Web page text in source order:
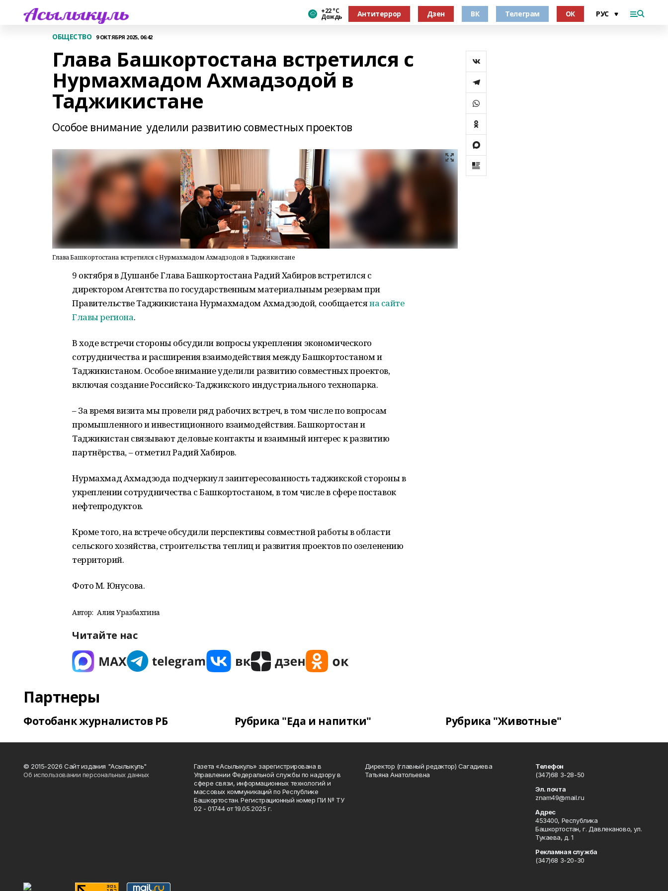
+22 °С
Дождь Антитеррор Дзен ВК Телеграм ОК
ОБЩЕСТВО 9 ОКТЯБРЯ 2025, 06:42
Глава Башкортостана встретился с
Нурмахмадом Ахмадзодой в
Таджикистане
Особое внимание уделили развитию совместных проектов
Глава Башкортостана встретился с Нурмахмадом Ахмадзодой в Таджикистане
9 октября в Душанбе Глава Башкортостана Радий Хабиров встретился с
директором Агентства по государственным материальным резервам при
Правительстве Таджикистана Нурмахмадом Ахмадзодой, сообщаетсяна сайте
Главы региона.
В ходе встречи стороны обсудили вопросы укрепления экономического
сотрудничества и расширения взаимодействия между Башкортостаном и
Таджикистаном. Особое внимание уделили развитию совместных проектов,
включая создание Российско-Таджикского индустриального технопарка.
– За время визита мы провели ряд рабочих встреч, в том числе по вопросам
промышленного и инвестиционного взаимодействия. Башкортостан и
Таджикистан связывают деловые контакты и взаимный интерес к развитию
партнёрства, – отметил Радий Хабиров.
Нурмахмад Ахмадзода подчеркнул заинтересованность таджикской стороны в
укреплении сотрудничества с Башкортостаном, в том числе в сфере поставок
нефтепродуктов.
Кроме того, на встрече обсудили перспективы совместной работы в области
сельского хозяйства, строительства теплиц и развития проектов по озеленению
территорий.
Фото М. Юнусова.
Автор: Алия Уразбахтина
Читайте нас
Партнеры
Фотобанк журналистов РБ Рубрика "Еда и напитки" Рубрика "Животные"
© 2015-2026 Сайт издания "Асылыкуль"
Об использовании персональных данных
Газета «Асылыкуль» зарегистрирована в
Управлении Федеральной службы по надзору в
сфере связи, информационных технологий и
массовых коммуникаций по Республике
Башкортостан. Регистрационный номер ПИ № ТУ
02 - 01744 от 19.05.2025 г.
Директор (главный редактор) Сагадиева
Татьяна Анатольевна
Телефон
(347)68 3-28-50
Эл. почта
znam49@mail.ru
Адрес
453400, Республика
Башкортостан, г. Давлеканово, ул.
Тукаева, д. 1
Рекламная служба
(347)68 3-20-30